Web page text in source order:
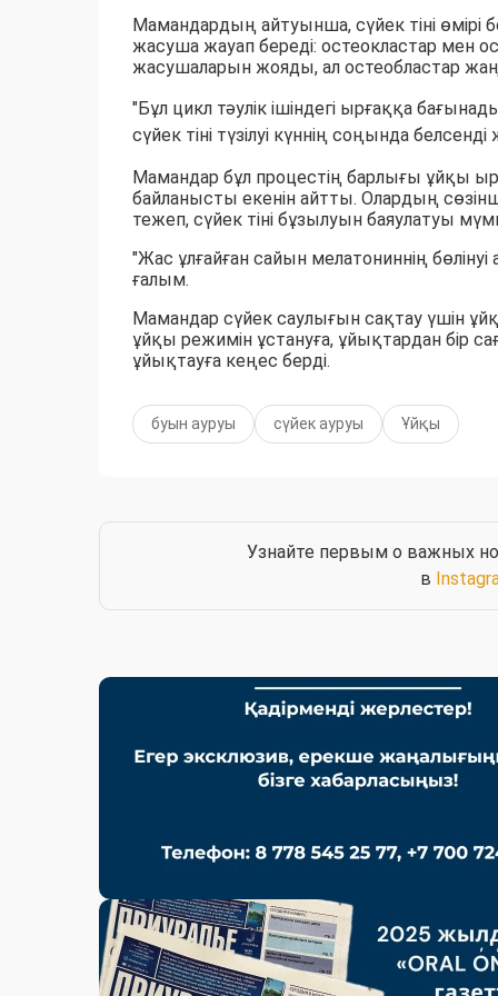
Мамандардың айтуынша, сүйек тіні өмірі
жасуша жауап береді: остеокластар мен
жасушаларын жояды, ал остеобластар
"Бұл цикл тәулік ішіндегі ырғаққа
сүйек тіні түзілуі күннің соңында
Мамандар бұл процестің барлығы ұйқы
байланысты екенін айтты. Олардың
тежеп, сүйек тіні бұзылуын баяулатуы
"Жас ұлғайған сайын мелатониннің
ғалым.
Мамандар сүйек саулығын сақтау үшін
ұйқы режимін ұстануға, ұйықтардан бір
ұйықтауға кеңес берді.
буын ауруы сүйек ауруы Ұйқы
Узнайте первым о важных
в